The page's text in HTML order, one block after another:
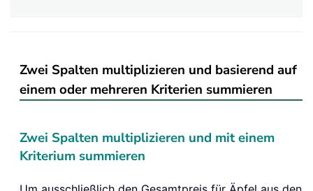
Zwei Spalten multiplizieren und basierend auf
einem oder mehreren Kriterien summieren
Zwei Spalten multiplizieren und mit einem
Kriterium summieren